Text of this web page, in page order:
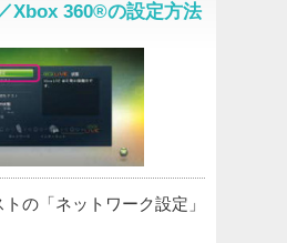
Xbox 360®の設定方法
トの「ネットワーク設定」